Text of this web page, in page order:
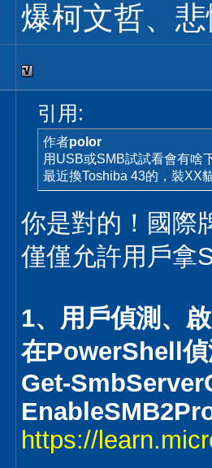
爆柯文哲、
引用:
作者polor
用USB或SMB試試看會有啥
最近換Toshiba 43的，裝XX
你是對的！國際
僅僅允許用戶拿
1、用戶偵測、
在PowerShell偵
Get-
https://